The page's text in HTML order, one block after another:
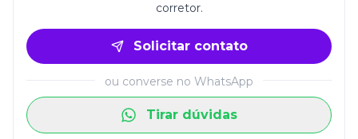
corretor.
Solicitar contato
ou converse no WhatsApp
Tirar dúvidas